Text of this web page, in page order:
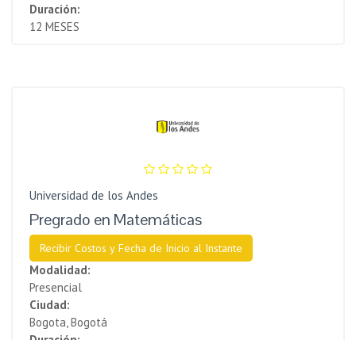
Duración:
12 MESES
Universidad de los Andes
Pregrado en Matemáticas
Recibir Costos y Fecha de Inicio al Instante
Modalidad:
Presencial
Ciudad:
Bogota, Bogotá